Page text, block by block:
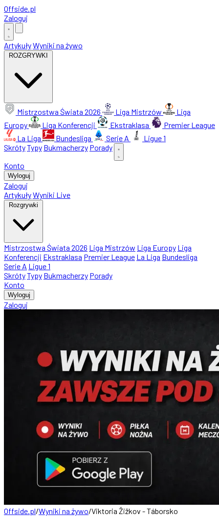
Offside.pl
Zaloguj
ArtykułyWyniki na żywo
ROZGRYWKI
Mistrzostwa Świata 2026 Liga Mistrzów
Liga
Europy
Liga Konferencji Ekstraklasa
Premier League
La Liga
Bundesliga Serie A
Ligue 1
SkrótyTypy Bukmacherzy Porady
Konto
Wyloguj
Zaloguj
ArtykułyWyniki Live
Rozgrywki
Mistrzostwa Świata 2026 Liga Mistrzów Liga Europy Liga
Konferencji Ekstraklasa Premier League La Liga Bundesliga
Serie A Ligue 1
SkrótyTypy Bukmacherzy Porady
Konto
Wyloguj
Zaloguj
Offside.pl/Wyniki na żywo/Viktoria Žižkov - Táborsko